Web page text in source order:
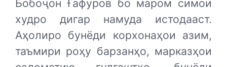
Бобоҷон Ғафуров бо маром симои
худро дигар намуда истодааст.
Аҳолиро бунёди корхонаҳои азим,
таъмири роҳу барзанҳо, марказҳои